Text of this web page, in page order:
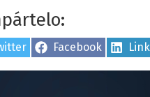
Share
on
Facebook
on